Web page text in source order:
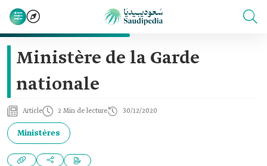
Ministère de la Garde
nationale
Article 2 Min de lecture 30/12/2020
Ministères